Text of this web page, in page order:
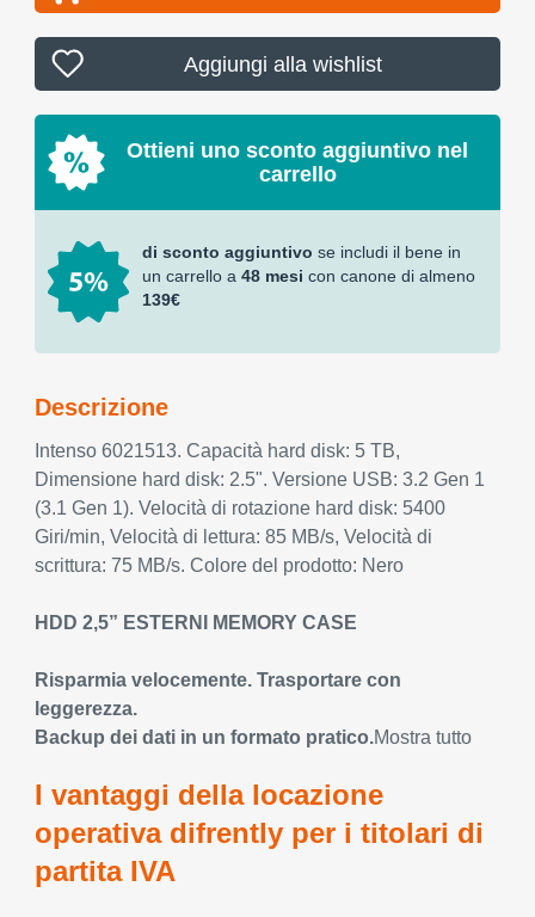
Aggiungi alla wishlist
Ottieni uno sconto aggiuntivo nel
carrello
di sconto aggiuntivo se includi il bene in
un carrello a 48 mesi con canone di almeno
139€
Descrizione
Intenso 6021513. Capacità hard disk: 5 TB,
Dimensione hard disk: 2.5". Versione USB: 3.2 Gen 1
(3.1 Gen 1). Velocità di rotazione hard disk: 5400
Giri/min, Velocità di lettura: 85 MB/s, Velocità di
scrittura: 75 MB/s. Colore del prodotto: Nero
HDD 2,5” ESTERNI MEMORY CASE
Risparmia velocemente. Trasportare con
leggerezza.
Backup dei dati in un formato pratico.Mostra tutto
I vantaggi della locazione
operativa difrently per i titolari di
partita IVA